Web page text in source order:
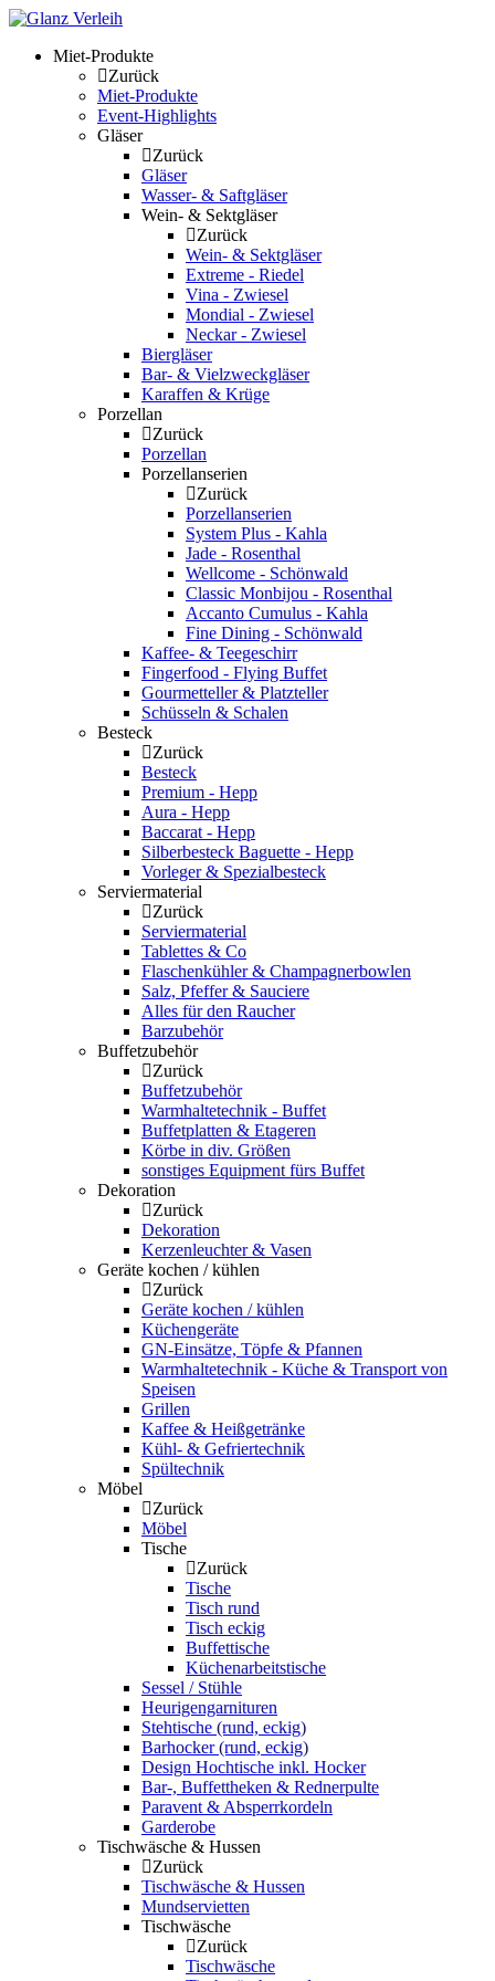
Skip
contentMiet-Produkte
Zurück
Miet-Produkte
Event-Highlights
Gläser
Zurück
Gläser
Wasser- & Saftgläser
Wein- & Sektgläser
Zurück
Wein- & Sektgläser
Extreme - Riedel
Vina - Zwiesel
Mondial - Zwiesel
Neckar - Zwiesel
Biergläser
Bar- & Vielzweckgläser
Karaffen & Krüge
Porzellan
Zurück
Porzellan
Porzellanserien
Zurück
Porzellanserien
System Plus - Kahla
Jade - Rosenthal
Wellcome - Schönwald
Classic Monbijou - Rosenthal
Accanto Cumulus - Kahla
Fine Dining - Schönwald
Kaffee- & Teegeschirr
Fingerfood - Flying Buffet
Gourmetteller & Platzteller
Schüsseln & Schalen
Besteck
Zurück
Besteck
Premium - Hepp
Aura - Hepp
Baccarat - Hepp
Silberbesteck Baguette - Hepp
Vorleger & Spezialbesteck
Serviermaterial
Zurück
Serviermaterial
Tablettes & Co
Flaschenkühler & Champagnerbowlen
Salz, Pfeffer & Sauciere
Alles für den Raucher
Barzubehör
Buffetzubehör
Zurück
Buffetzubehör
Warmhaltetechnik - Buffet
Buffetplatten & Etageren
Körbe in div. Größen
sonstiges Equipment fürs Buffet
Dekoration
Zurück
Dekoration
Kerzenleuchter & Vasen
Geräte kochen / kühlen
Zurück
Geräte kochen / kühlen
Küchengeräte
GN-Einsätze, Töpfe & Pfannen
Warmhaltetechnik - Küche & Transport von
Speisen
Grillen
Kaffee & Heißgetränke
Kühl- & Gefriertechnik
Spültechnik
Möbel
Zurück
Möbel
Tische
Zurück
Tische
Tisch rund
Tisch eckig
Buffettische
Küchenarbeitstische
Sessel / Stühle
Heurigengarnituren
Stehtische (rund, eckig)
Barhocker (rund, eckig)
Design Hochtische inkl. Hocker
Bar-, Buffettheken & Rednerpulte
Paravent & Absperrkordeln
Garderobe
Tischwäsche & Hussen
Zurück
Tischwäsche & Hussen
Mundservietten
Tischwäsche
Zurück
Tischwäsche